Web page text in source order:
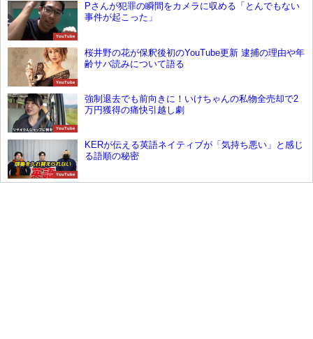
YouTube
Pさんが犯罪の瞬間をカメラに収める「とんでもない
事件が起こった」
YouTube
桜井野の花が保釈後初のYouTube更新 逮捕の理由や年
齢サバ読みについて語る
YouTube
強制退去でも前向きに！いけちゃんの私物全売却で2
万円獲得の痛快引越し劇
YouTube
KERが伝える英語ネイティブが「気持ち悪い」と感じ
る語順の秘密